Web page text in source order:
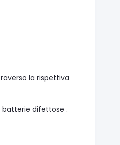
la rispettiva
batterie difettose .